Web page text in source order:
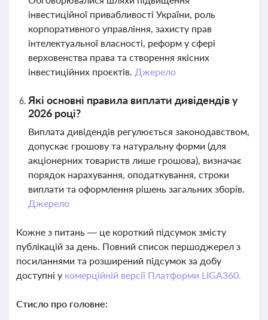
інвестиційної привабливості України, роль
корпоративного управління, захисту прав
інтелектуальної власності, реформ у сфері
верховенства права та створення якісних
інвестиційних проєктів. Джерело
Які основні правила виплати дивідендів у
2026 році?
Виплата дивідендів регулюється законодавством,
допускає грошову та натуральну форми (для
акціонерних товариств лише грошова), визначає
порядок нарахування, оподаткування, строки
виплати та оформлення рішень загальних зборів.
Джерело
Кожне з питань — це короткий підсумок змісту
публікацій за день. Повний список першоджерел з
посиланнями та розширений підсумок за добу
доступні у комерційній версії Платформи LIGA360.
Стисло про головне: